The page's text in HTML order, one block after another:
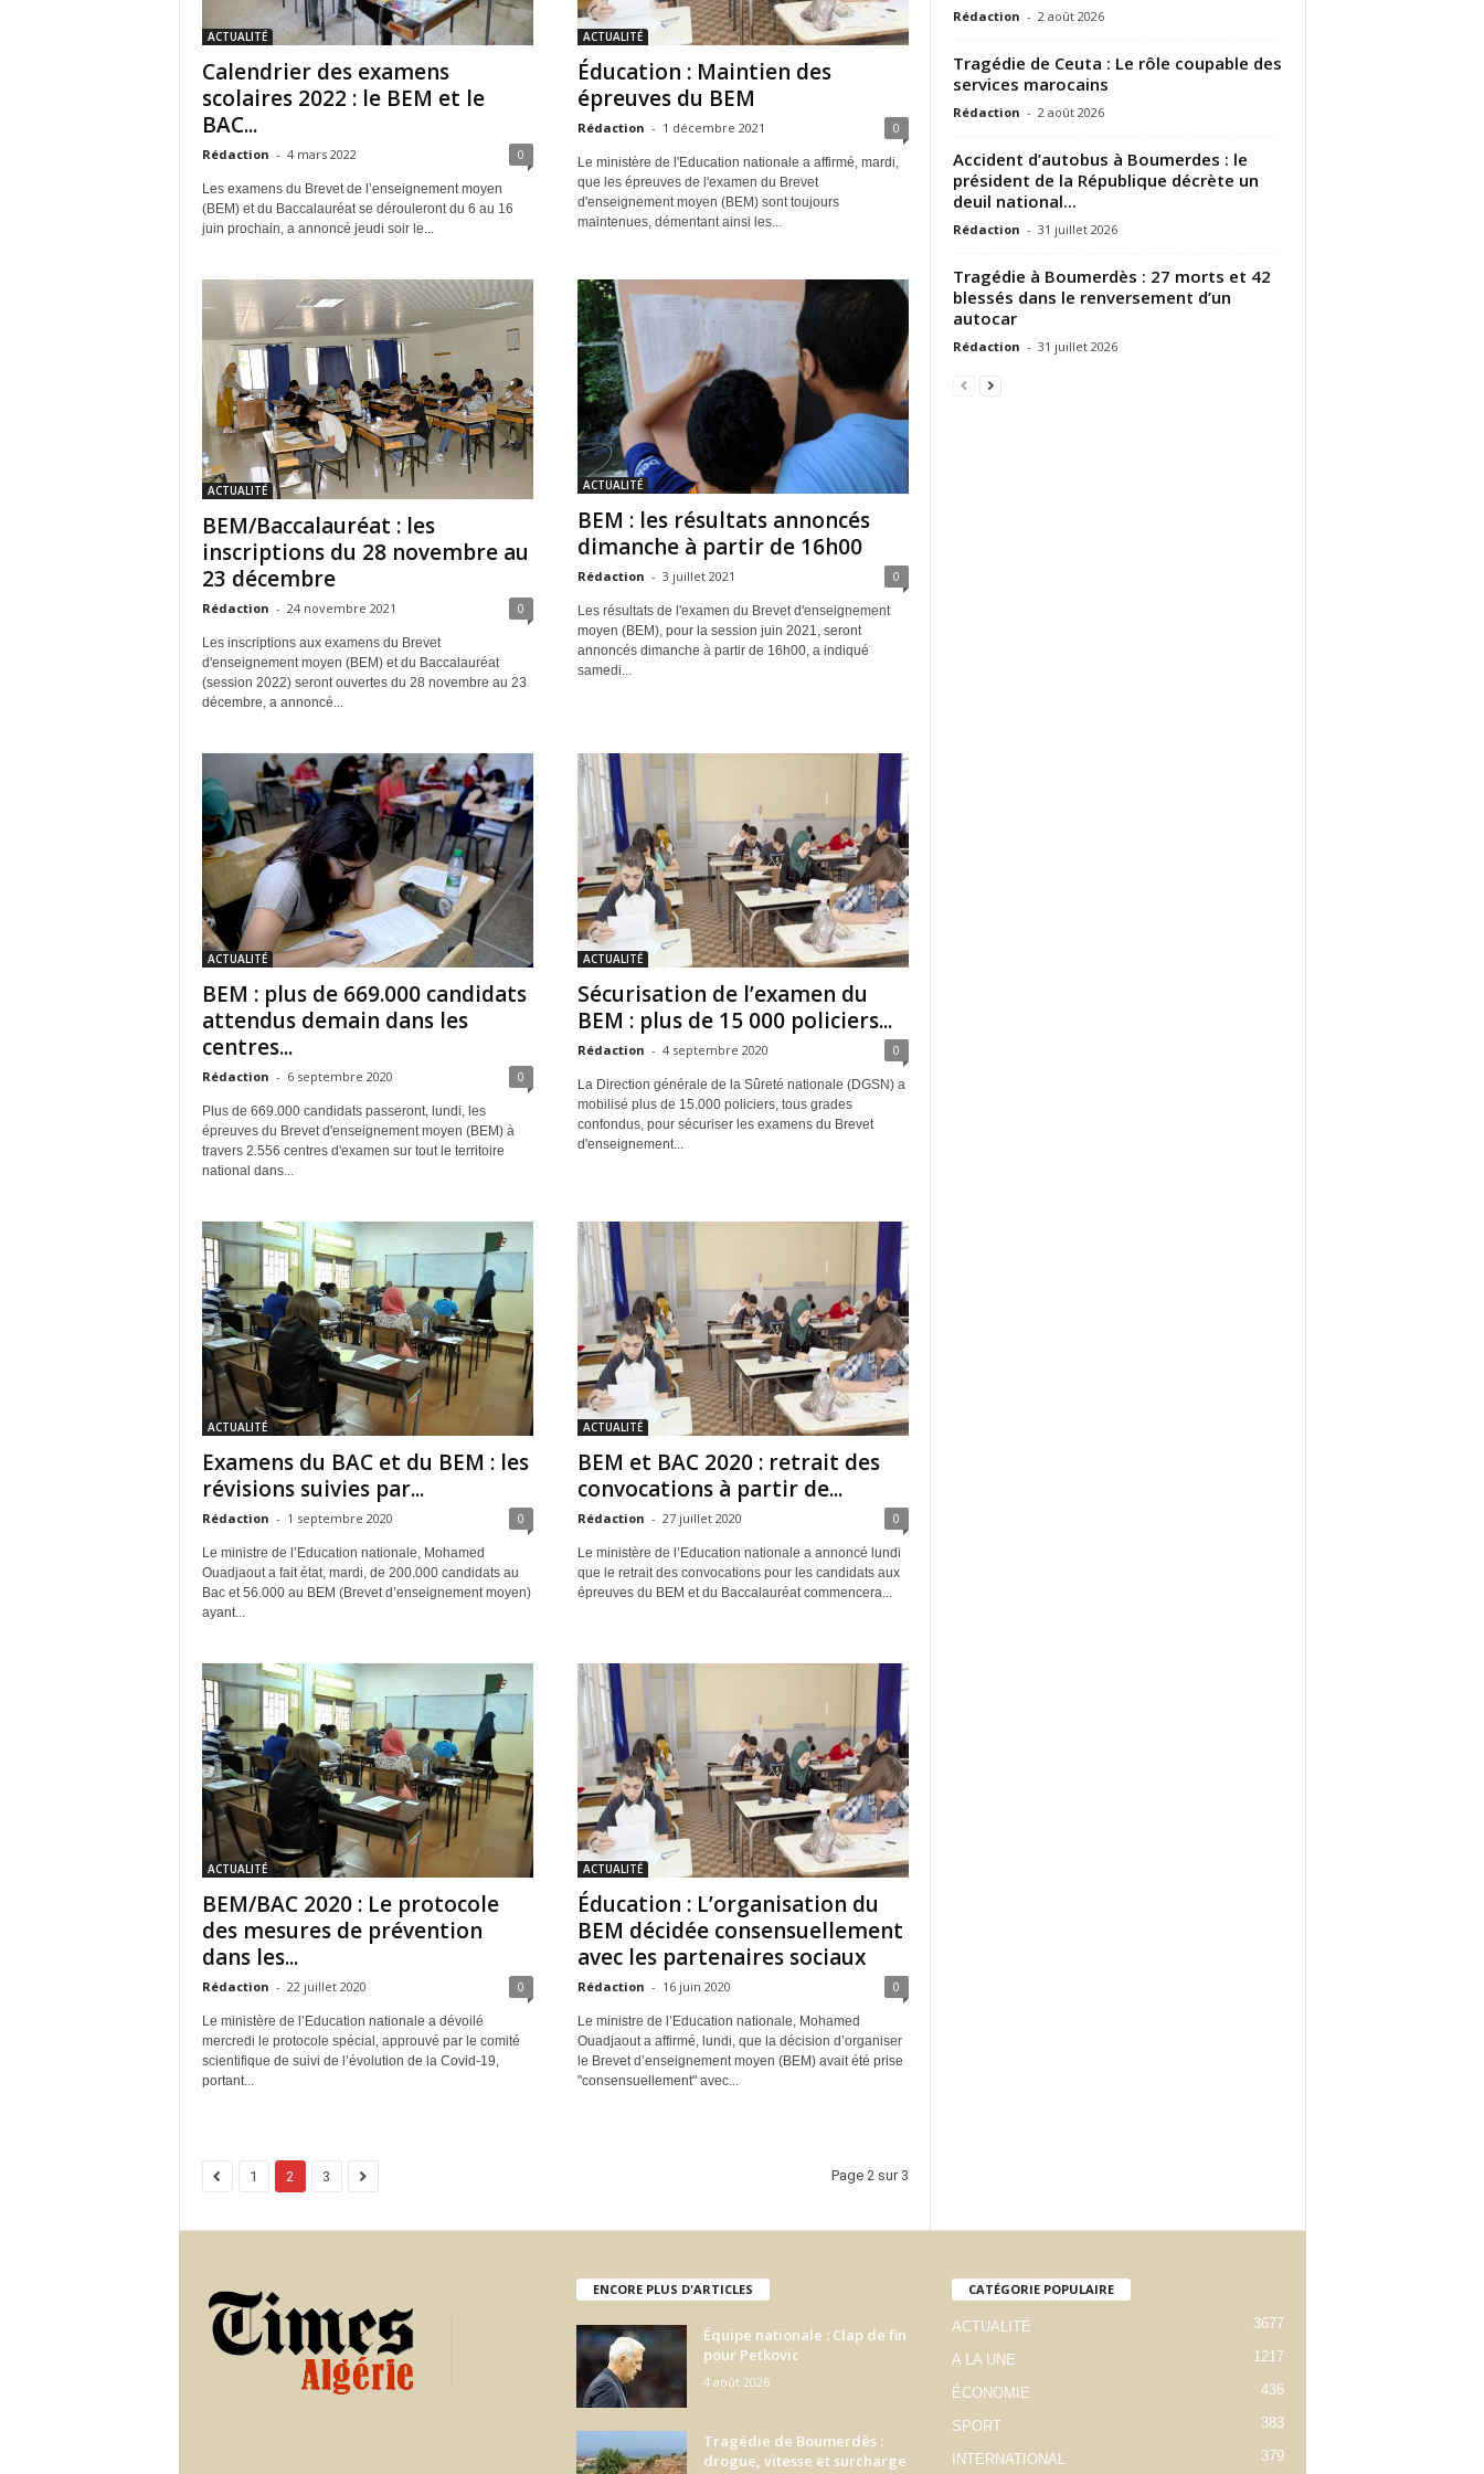
ACTUALITÉ
Calendrier des examens
scolaires 2022 : le BEM et le
BAC...
Rédaction - 4 mars 2022 0
Les examens du Brevet de l’enseignement moyen
(BEM) et du Baccalauréat se dérouleront du 6 au 16
juin prochain, a annoncé jeudi soir le...
ACTUALITÉ
Éducation : Maintien des
épreuves du BEM
Rédaction - 1 décembre 2021 0
Le ministère de l'Education nationale a affirmé, mardi,
que les épreuves de l'examen du Brevet
d'enseignement moyen (BEM) sont toujours
maintenues, démentant ainsi les...
ACTUALITÉ
BEM/Baccalauréat : les
inscriptions du 28 novembre au
23 décembre
Rédaction - 24 novembre 2021 0
Les inscriptions aux examens du Brevet
d'enseignement moyen (BEM) et du Baccalauréat
(session 2022) seront ouvertes du 28 novembre au 23
décembre, a annoncé...
ACTUALITÉ
BEM : les résultats annoncés
dimanche à partir de 16h00
Rédaction - 3 juillet 2021 0
Les résultats de l'examen du Brevet d'enseignement
moyen (BEM), pour la session juin 2021, seront
annoncés dimanche à partir de 16h00, a indiqué
samedi...
ACTUALITÉ
BEM : plus de 669.000 candidats
attendus demain dans les
centres...
Rédaction - 6 septembre 2020 0
Plus de 669.000 candidats passeront, lundi, les
épreuves du Brevet d'enseignement moyen (BEM) à
travers 2.556 centres d'examen sur tout le territoire
national dans...
ACTUALITÉ
Sécurisation de l’examen du
BEM : plus de 15 000 policiers...
Rédaction - 4 septembre 2020 0
La Direction générale de la Sûreté nationale (DGSN) a
mobilisé plus de 15.000 policiers, tous grades
confondus, pour sécuriser les examens du Brevet
d'enseignement...
ACTUALITÉ
Examens du BAC et du BEM : les
révisions suivies par...
Rédaction - 1 septembre 2020 0
Le ministre de l’Education nationale, Mohamed
Ouadjaout a fait état, mardi, de 200.000 candidats au
Bac et 56.000 au BEM (Brevet d’enseignement moyen)
ayant...
ACTUALITÉ
BEM et BAC 2020 : retrait des
convocations à partir de...
Rédaction - 27 juillet 2020 0
Le ministère de l’Education nationale a annoncé lundi
que le retrait des convocations pour les candidats aux
épreuves du BEM et du Baccalauréat commencera...
ACTUALITÉ
BEM/BAC 2020 : Le protocole
des mesures de prévention
dans les...
Rédaction - 22 juillet 2020 0
Le ministère de l’Education nationale a dévoilé
mercredi le protocole spécial, approuvé par le comité
scientifique de suivi de l’évolution de la Covid-19,
portant...
ACTUALITÉ
Éducation : L’organisation du
BEM décidée consensuellement
avec les partenaires sociaux
Rédaction - 16 juin 2020 0
Le ministre de l’Education nationale, Mohamed
Ouadjaout a affirmé, lundi, que la décision d’organiser
le Brevet d’enseignement moyen (BEM) avait été prise
"consensuellement" avec...
1 2 3 Page 2 sur 3
Rédaction - 2 août 2026
Tragédie de Ceuta : Le rôle coupable des
services marocains
Rédaction - 2 août 2026
Accident d’autobus à Boumerdes : le
président de la République décrète un
deuil national...
Rédaction - 31 juillet 2026
Tragédie à Boumerdès : 27 morts et 42
blessés dans le renversement d’un
autocar
Rédaction - 31 juillet 2026
ENCORE PLUS D'ARTICLES
Équipe nationale : Clap de fin
pour Petkovic
4 août 2026
Tragédie de Boumerdès :
drogue, vitesse et surcharge
CATÉGORIE POPULAIRE
ACTUALITÉ 3677
A LA UNE 1217
ÉCONOMIE 436
SPORT 383
INTERNATIONAL 379